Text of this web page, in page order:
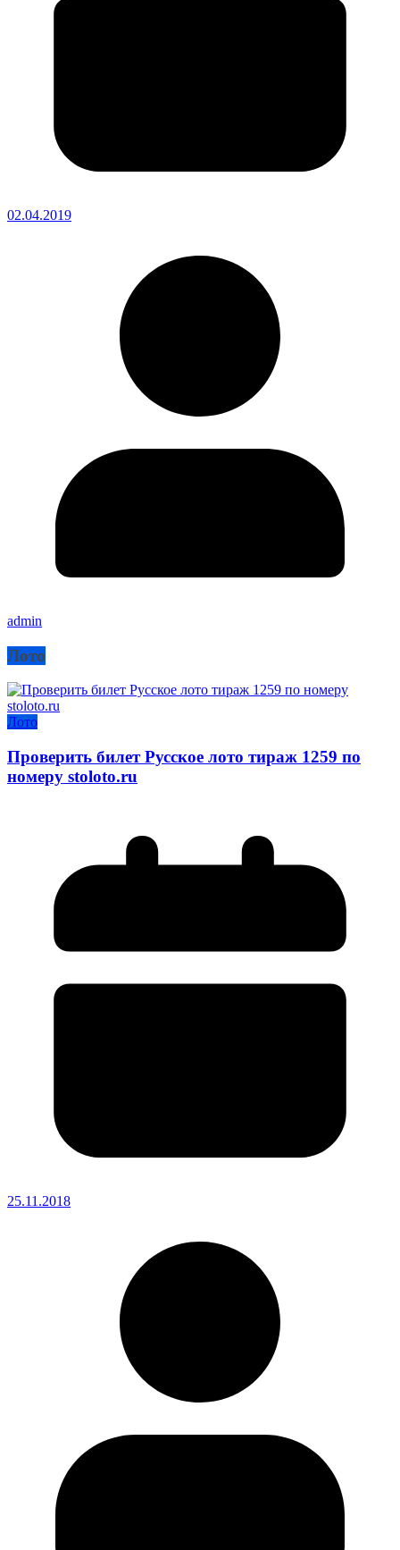
02.04.2019
admin
Лото
Лото
Проверить билет Русское лото тираж 1259 по
номеру stoloto.ru
25.11.2018